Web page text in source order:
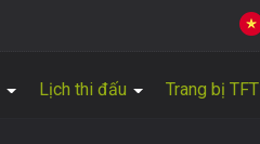
Lịch thi đấu Trang bị TFT